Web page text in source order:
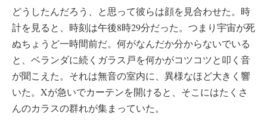
どうしたんだろう、と思って彼らは顔を見合わせた。時
計を見ると、時刻は午後8時29分だった。つまり宇宙が死
ぬちょうど一時間前だ。何がなんだか分からないでいる
と、ベランダに続くガラス戸を何かがコツコツと叩く音
が聞こえた。それは無音の室内に、異様なほど大きく響
いた。Xが急いでカーテンを開けると、そこにはたくさ
んのカラスの群れが集まっていた。